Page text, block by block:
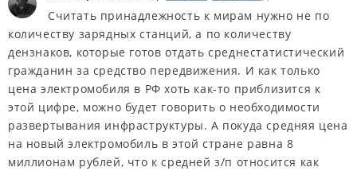
Считать принадлежность к мирам нужно не по
количеству зарядных станций, а по количеству
дензнаков, которые готов отдать среднестатистический
гражданин за средство передвижения. И как только
цена электромобиля в РФ хоть как-то приблизится к
этой цифре, можно будет говорить о необходимости
развертывания инфраструктуры. А покуда средняя цена
на новый электромобиль в этой стране равна 8
миллионам рублей, что к средней з/п относится как